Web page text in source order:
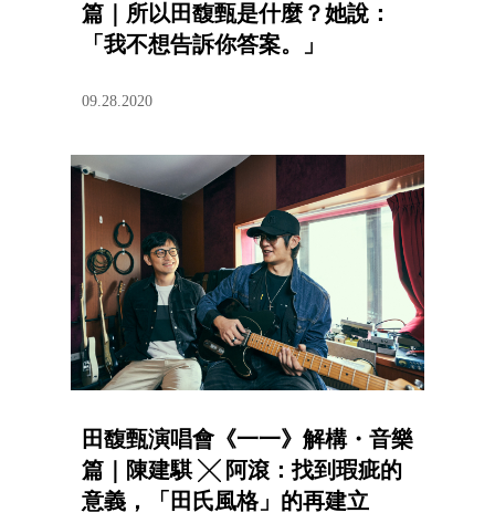
篇｜所以田馥甄是什麼？她說：
「我不想告訴你答案。」
09.28.2020
田馥甄演唱會《一一》解構・音樂
篇｜陳建騏 ╳ 阿滾：找到瑕疵的
意義，「田氏風格」的再建立